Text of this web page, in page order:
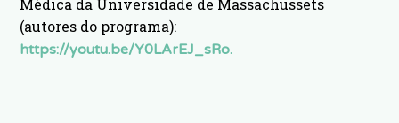
Médica da Universidade de Massachussets
(autores do programa):
https://youtu.be/Y0LArEJ_sRo.